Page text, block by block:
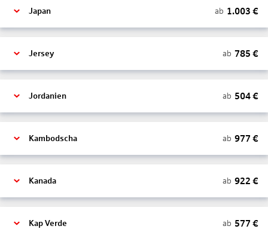
Japan ab 1.003 €
Jersey ab 785 €
Jordanien ab 504€
Kambodscha ab 977 €
Kanada ab 922 €
Kap Verde ab 577 €